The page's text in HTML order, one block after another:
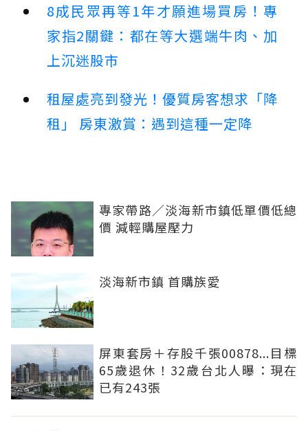
8成民眾再等1年才願進場買房！專
家指2關鍵：都在等大選端牛肉、加
上沉迷股市
租屋處亮到發光！優質房客想求「降
租」 房東激賞：遇到這種一定降
專家帶路／淡海新市鎮低單價低總
價 減輕購屋壓力
淡海新市鎮 首購族愛
屏東套房＋存股千張00878...目標
65歲退休！32歲台北人曝：現在
已有243張